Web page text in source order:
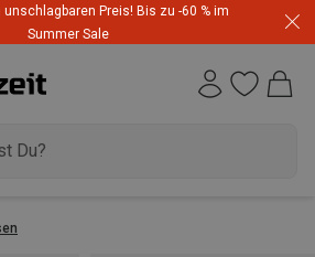
Preis! Bis zu -60 % im
Summer Sale